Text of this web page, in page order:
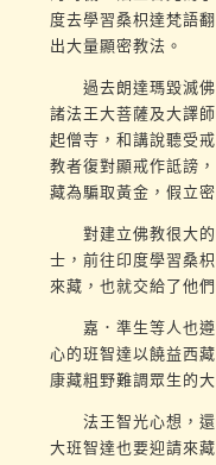
度去學習桑枳達梵語
出大量顯密教法。
過去朗達瑪毀滅佛
諸法王大菩薩及大譯
起僧寺，和講說聽受
教者復對顯戒作詆謗
藏為騙取黃金，假立
對建立佛教很大的
士，前往印度學習桑
來藏，也就交給了他
嘉．準生等人也遵
心的班智達以饒益西
康藏粗野難調眾生的
法王智光心想，還
大班智達也要迎請來